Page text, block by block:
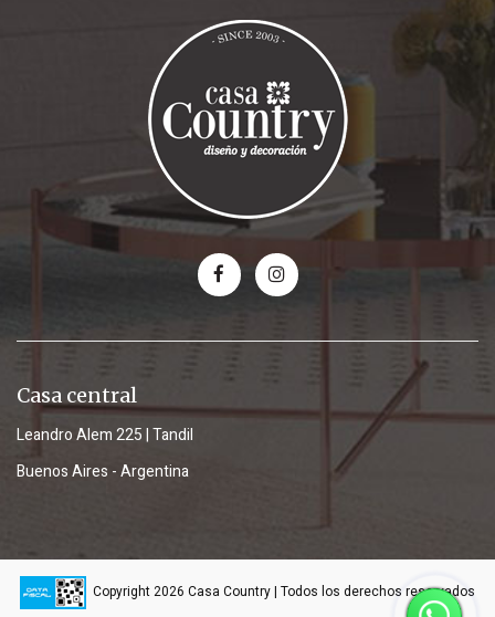
Casa central
Leandro Alem 225 | Tandil
Buenos Aires - Argentina
Copyright 2026 Casa Country | Todos los derechos reservados